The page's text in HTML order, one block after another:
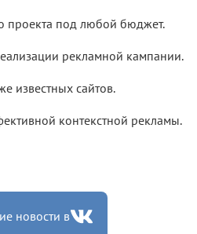
проекта под любой бюджет.
рекламной кампании.
известных сайтов.
контекстной рекламы.
новости в